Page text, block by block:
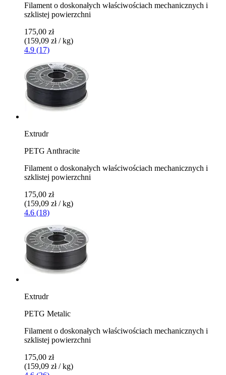
Filament o doskonałych właściwościach mechanicznych i
szklistej powierzchni
175,00 zł
(159,09 zł / kg)
4.9 (17)
Extrudr
PETG Anthracite
Filament o doskonałych właściwościach mechanicznych i
szklistej powierzchni
175,00 zł
(159,09 zł / kg)
4.6 (18)
Extrudr
PETG Metalic
Filament o doskonałych właściwościach mechanicznych i
szklistej powierzchni
175,00 zł
(159,09 zł / kg)